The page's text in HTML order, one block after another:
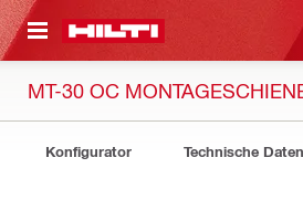
MT-30 OC
Konfigurator Technische Daten